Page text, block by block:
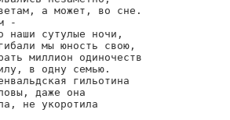
а может, во сне.
-
наши сутулые ночи,
мы юность свою,
миллион одиночеств
в одну семью.
гильотина
даже она
не укоротила